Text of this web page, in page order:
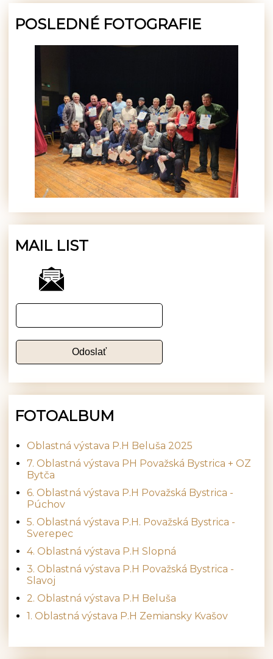
POSLEDNÉ FOTOGRAFIE
MAIL LIST
FOTOALBUM
Oblastná výstava P.H Beluša 2025
7. Oblastná výstava PH Považská Bystrica + OZ
Bytča
6. Oblastná výstava P.H Považská Bystrica -
Púchov
5. Oblastná výstava P.H. Považská Bystrica -
Sverepec
4. Oblastná výstava P.H Slopná
3. Oblastná výstava P.H Považská Bystrica -
Slavoj
2. Oblastná výstava P.H Beluša
1. Oblastná výstava P.H Zemiansky Kvašov